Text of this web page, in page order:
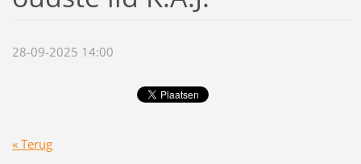
28-09-2025 14:00
« Terug